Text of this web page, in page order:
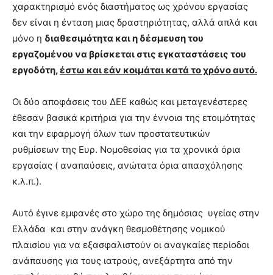
χαρακτηρισμό ενός διαστήματος ως χρόνου εργασίας
δεν είναι η ένταση μιας δραστηριότητας, αλλά απλά και
μόνο η διαθεσιμότητα και η δέσμευση του
εργαζομένου να βρίσκεται στις εγκαταστάσεις του
εργοδότη,έστω και εάν κοιμάται κατά το χρόνο αυτό.
Οι δύο αποφάσεις του ΔΕΕ καθώς και μεταγενέστερες
έθεσαν βασικά κριτήρια για την έννοια της ετοιμότητας
και την εφαρμογή όλων των προστατευτικών
ρυθμίσεων της Ευρ. Νομοθεσίας για τα χρονικά όρια
εργασίας ( αναπαύσεις, ανώτατα όρια απασχόλησης
κ.λ.π.).
Αυτό έγινε εμφανές στο χώρο της δημόσιας υγείας στην
Ελλάδα και στην ανάγκη θεσμοθέτησης νομικού
πλαισίου για να εξασφαλιστούν οι αναγκαίες περίοδοι
ανάπαυσης για τους ιατρούς, ανεξάρτητα από την